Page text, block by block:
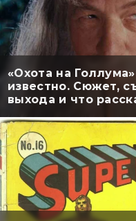
«Охота на
известно. Сюжет,
выхода и что